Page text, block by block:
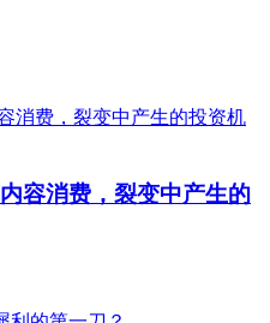
容消费，裂变中产生的